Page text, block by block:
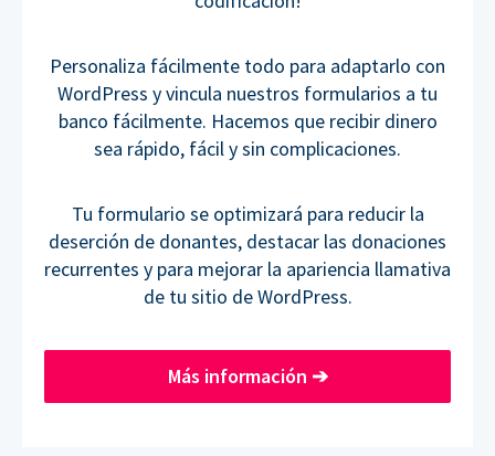
Personaliza fácilmente todo para adaptarlo con
WordPress y vincula nuestros formularios a tu
banco fácilmente. Hacemos que recibir dinero
sea rápido, fácil y sin complicaciones.
Tu formulario se optimizará para reducir la
deserción de donantes, destacar las donaciones
recurrentes y para mejorar la apariencia llamativa
de tu sitio de WordPress.
Más información ➔